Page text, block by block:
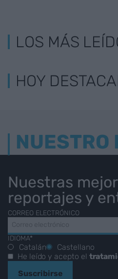
LOS MÁS
HOY
NUESTRO
Nuestras
reportajes y
CORREO ELECTRÓNICO
IDIOMA*
Catalán
Castellano
He leído y acepto el
Suscribirse